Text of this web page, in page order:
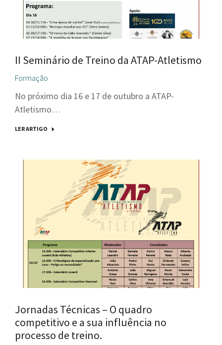
II Seminário de Treino da ATAP-Atletismo
Formação
No próximo dia 16 e 17 de outubro a ATAP-
Atletismo…
LER ARTIGO
Jornadas Técnicas – O quadro
competitivo e a sua influência no
processo de treino.